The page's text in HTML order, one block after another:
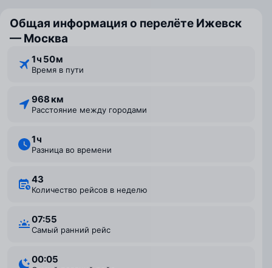
Общая информация о перелёте Ижевск
— Москва
1 ⁠ч 50 ⁠м
Время в пути
968 км
Расстояние между городами
1 ⁠ч
Разница во времени
43
Количество рейсов в неделю
07:55
Самый ранний рейс
00:05